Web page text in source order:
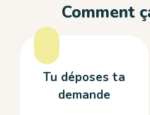
Comment
Tu déposes ta
demande